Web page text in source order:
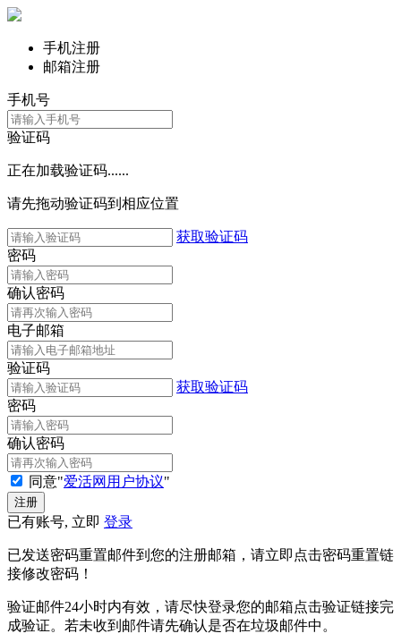
手机注册
邮箱注册
手机号
验证码
正在加载验证码......
请先拖动验证码到相应位置
获取验证码
密码
确认密码
电子邮箱
验证码
获取验证码
密码
确认密码
同意"爱活网用户协议"
已有账号, 立即 登录
已发送密码重置邮件到您的注册邮箱，请立即点击密码重置链
接修改密码！
验证邮件24小时内有效，请尽快登录您的邮箱点击验证链接完
成验证。若未收到邮件请先确认是否在垃圾邮件中。